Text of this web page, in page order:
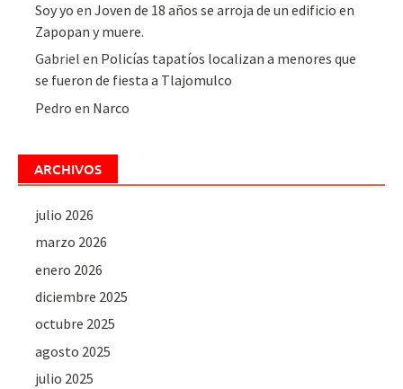
Soy yo enJoven de 18 años se arroja de un edificio en
Zapopan y muere.
Gabriel en Policías tapatíos localizan a menores que
se fueron de fiesta a Tlajomulco
Pedro en Narco
ARCHIVOS
julio 2026
marzo 2026
enero 2026
diciembre 2025
octubre 2025
agosto 2025
julio 2025